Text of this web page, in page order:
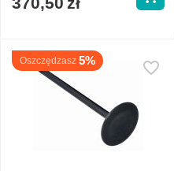
Oszczędzasz 5%